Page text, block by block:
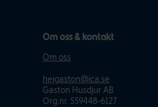
Om oss & kontakt
Om oss
hejgaston@ica.se
Gaston Husdjur AB
Org.nr. 559448-6127